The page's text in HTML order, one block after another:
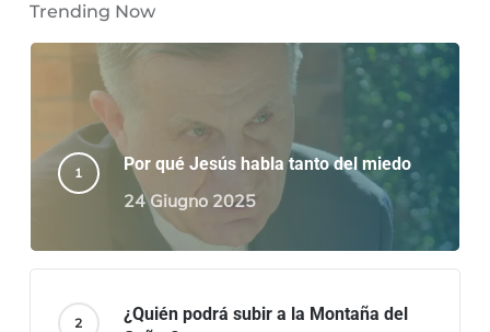
Trending Now
Por qué Jesús habla tanto del miedo
24 Giugno 2025
¿Quién podrá subir a la Montaña del